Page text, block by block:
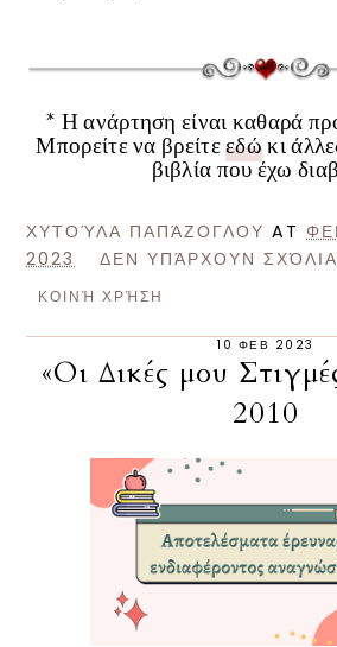
* Η ανάρτηση είναι καθαρά
Μπορείτε να βρείτεεδώκι
βιβλία που έχω
ΧΥΤΟΎΛΑ ΠΑΠΆΖΟΓΛΟΥ AT
2023
ΔΕΝ ΥΠΆΡΧΟΥΝ ΣΧΌΛΙΑ
ΚΟΙΝΉ ΧΡΉΣΗ
10 ΦΕΒ 2023
«Οι Δικές μου
2010